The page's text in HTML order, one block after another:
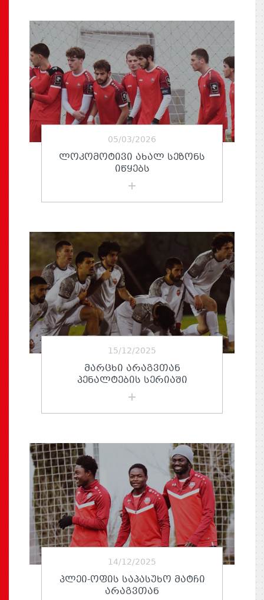
05/03/2026
ᲚᲝᲙᲝᲛᲝᲢᲘᲕᲘ ᲐᲮᲐᲚ ᲡᲔᲖᲝᲜᲡ
ᲘᲬᲧᲔᲑᲡ
15/12/2025
ᲛᲐᲠᲪᲮᲘ ᲐᲠᲐᲒᲕᲗᲐᲜ
ᲞᲔᲜᲐᲚᲢᲔᲑᲘᲡ ᲡᲔᲠᲘᲐᲨᲘ
14/12/2025
ᲞᲚᲔᲘ-ᲝᲤᲘᲡ ᲡᲐᲞᲐᲡᲣᲮᲝ ᲛᲐᲢᲩᲘ
ᲐᲠᲐᲒᲕᲗᲐᲜ